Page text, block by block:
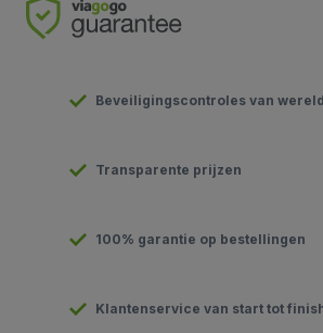
Beveiligingscontroles van
Transparente prijzen
100% garantie op bestellingen
Klantenservice van start tot